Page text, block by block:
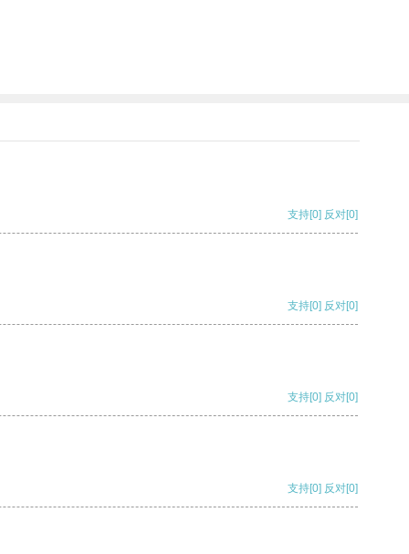
支持[0] 反对[0]
支持[0] 反对[0]
支持[0] 反对[0]
支持[0] 反对[0]